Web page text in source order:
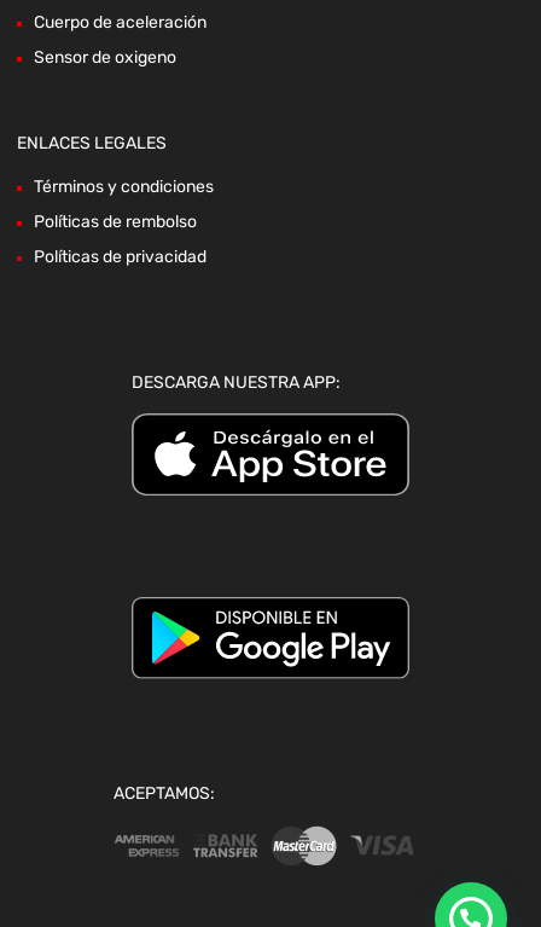
Cuerpo de aceleración
Sensor de oxigeno
ENLACES LEGALES
Términos y condiciones
Políticas de rembolso
Políticas de privacidad
DESCARGA NUESTRA APP:
ACEPTAMOS: